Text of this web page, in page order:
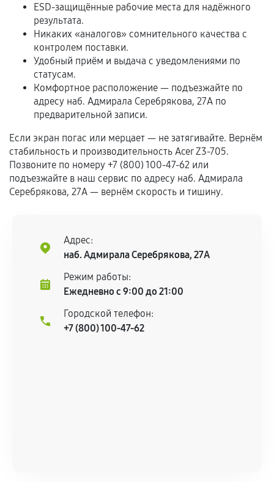
Обращение после окончания гарантийного
срока.
Программные сбои, если это не указано в
отдельных условиях.
Если комплектующие куплены
Гарантия на выполненные работы может
сохраняться полностью или частично, если
соблюдены следующие условия:
Предоставленные детали подходят по
Установка была выполнена нашим сервисным
При этом гарантия на сами комплектующие
остается на стороне производителя или
продавца. За качество сторонних деталей
сервисный центр ответственности не несет.
ESD-защищённые рабочие места для надёжного
результата.
Никаких «аналогов» сомнительного качества с
контролем поставки.
Удобный приём и выдача с уведомлениями по
статусам.
Комфортное расположение — подъезжайте по
адресу наб. Адмирала Серебрякова, 27А по
предварительной записи.
Если экран погас или мерцает — не затягивайте. Вернём
стабильность и производительность Acer Z3-705.
Позвоните по номеру +7 (800) 100-47-62 или
подъезжайте в наш сервис по адресу наб. Адмирала
Серебрякова, 27А — вернём скорость и тишину.
Адрес:
наб. Адмирала Серебрякова, 27А
Режим работы:
Ежедневно с 9:00 до 21:00
Городской телефон:
+7 (800) 100-47-62